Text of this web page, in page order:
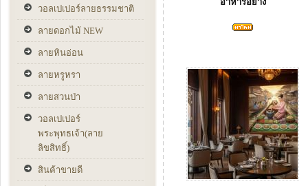
วอลเปเปอร์ลายธรรมชาติ
ลายดอกไม้ NEW
ลายหินอ่อน
ลายหรูหรา
ลายสวนป่า
วอลเปเปอร์
พระพุทธเจ้า(ลาย
ลิขสิทธิ์)
สินค้าขายดี